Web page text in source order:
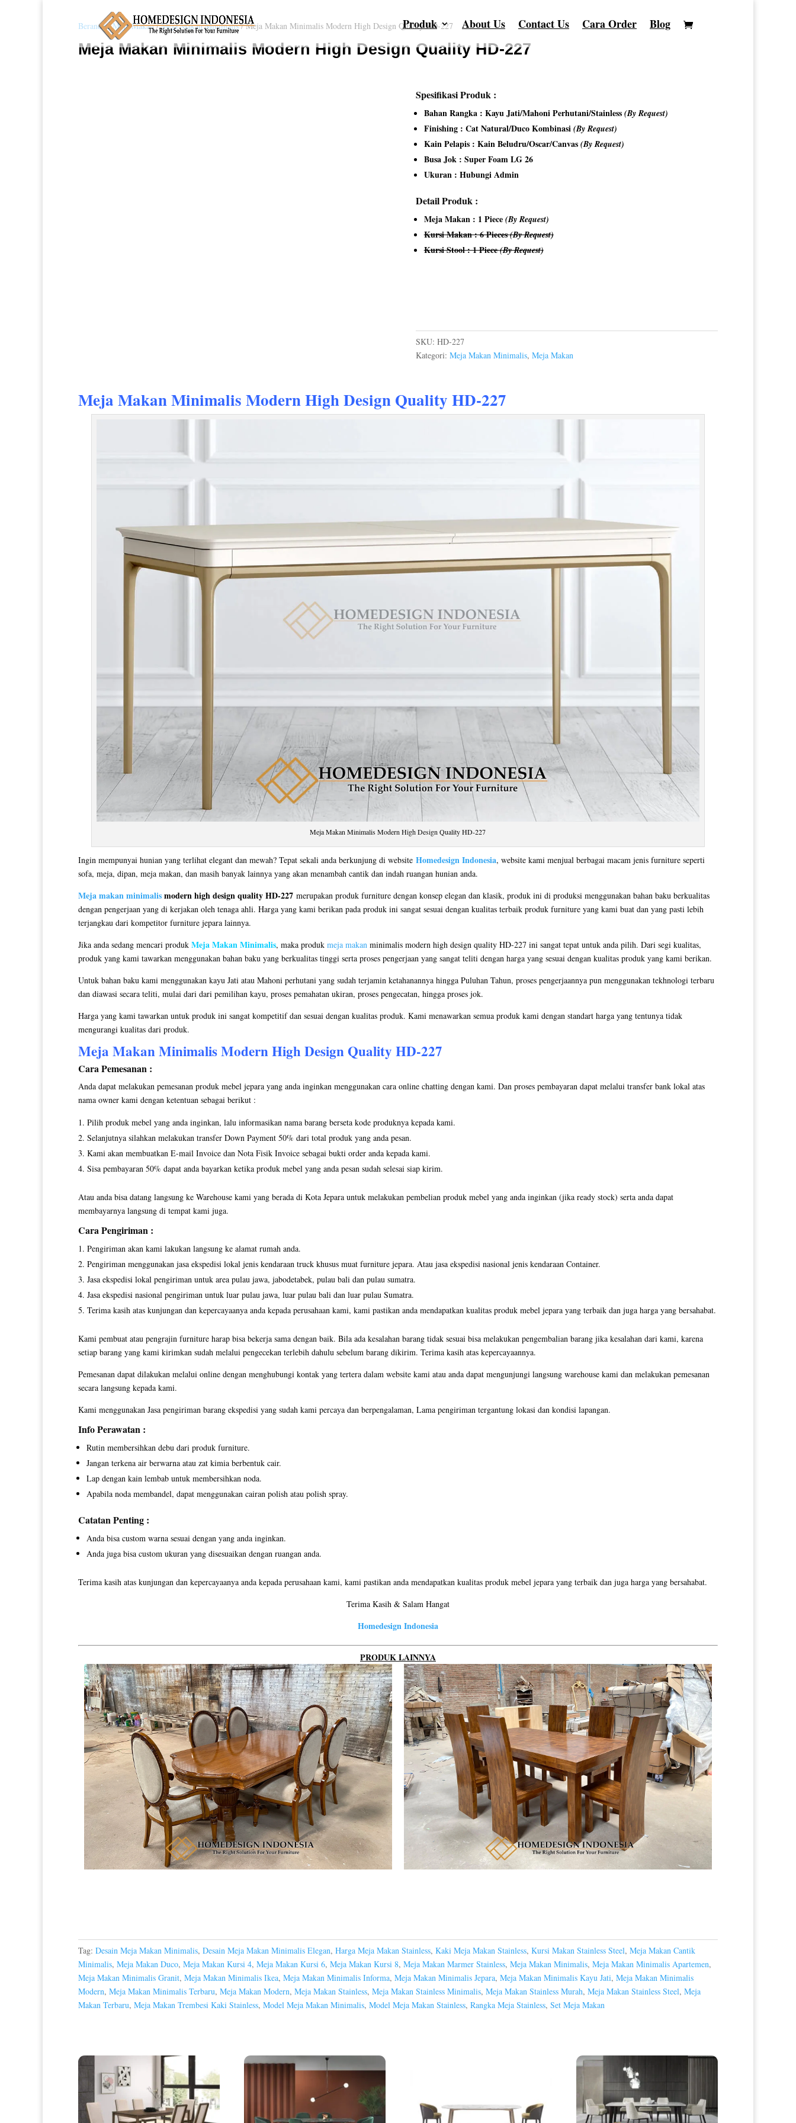
Produk About Us Contact Us Cara Order Blog
Beranda/Meja Makan/Meja Makan Minimalis/ Meja Makan Minimalis Modern High Design Quality HD-227
Meja Makan Minimalis Modern High Design Quality HD-227
Spesifikasi Produk :
Bahan Rangka : Kayu Jati/Mahoni Perhutani/Stainless (By Request)
Finishing : Cat Natural/Duco Kombinasi (By Request)
Kain Pelapis : Kain Beludru/Oscar/Canvas (By Request)
Busa Jok : Super Foam LG 26
Ukuran : Hubungi Admin
Detail Produk :
Meja Makan : 1 Piece (By Request)
Kursi Makan : 6 Pieces(By Request)
Kursi Stool : 1 Piece(By Request)
SKU: HD-227
Kategori: Meja Makan Minimalis, Meja Makan
Meja Makan Minimalis ModernHigh Design Quality HD-227
Meja Makan Minimalis Modern High Design Quality HD-227
Ingin mempunyai hunian yang terlihat elegant dan mewah? Tepat sekali anda berkunjung di website Homedesign Indonesia, website kami menjual berbagai macam jenis furniture seperti
sofa, meja, dipan, meja makan, dan masih banyak lainnya yang akan menambah cantik dan indah ruangan hunian anda.
Meja makan minimalismodern high design quality HD-227 merupakan produk furniture dengan konsep elegan dan klasik, produk ini di produksi menggunakan bahan baku berkualitas
dengan pengerjaan yang di kerjakan oleh tenaga ahli. Harga yang kami berikan pada produk ini sangat sesuai dengan kualitas terbaik produk furniture yang kami buat dan yang pasti lebih
terjangkau dari kompetitor furniture jepara lainnya.
Jika anda sedang mencari produk Meja Makan Minimalis, maka produk meja makan minimalis modern high design quality HD-227 ini sangat tepat untuk anda pilih. Dari segi kualitas,
produk yang kami tawarkan menggunakan bahan baku yang berkualitas tinggi serta proses pengerjaan yang sangat teliti dengan harga yang sesuai dengan kualitas produk yang kami berikan.
Untuk bahan baku kami menggunakan kayu Jati atau Mahoni perhutani yang sudah terjamin ketahanannya hingga Puluhan Tahun, proses pengerjaannya pun menggunakan tekhnologi terbaru
dan diawasi secara teliti, mulai dari dari pemilihan kayu, proses pemahatan ukiran, proses pengecatan, hingga proses jok.
Harga yang kami tawarkan untuk produk ini sangat kompetitif dan sesuai dengan kualitas produk. Kami menawarkan semua produk kami dengan standart harga yang tentunya tidak
mengurangi kualitas dari produk.
Meja Makan MinimalisModern High Design Quality HD-227
Cara Pemesanan :
Anda dapat melakukan pemesanan produk mebel jepara yang anda inginkan menggunakan cara online chatting dengan kami. Dan proses pembayaran dapat melalui transfer bank lokal atas
nama owner kami dengan ketentuan sebagai berikut :
Pilih produk mebel yang anda inginkan, lalu informasikan nama barang berseta kode produknya kepada kami.
Selanjutnya silahkan melakukan transfer Down Payment 50% dari total produk yang anda pesan.
Kami akan membuatkan E-mail Invoice dan Nota Fisik Invoice sebagai bukti order anda kepada kami.
Sisa pembayaran 50% dapat anda bayarkan ketika produk mebel yang anda pesan sudah selesai siap kirim.
Atau anda bisa datang langsung ke Warehouse kami yang berada di Kota Jepara untuk melakukan pembelian produk mebel yang anda inginkan (jika ready stock) serta anda dapat
membayarnya langsung di tempat kami juga.
Cara Pengiriman :
Pengiriman akan kami lakukan langsung ke alamat rumah anda.
Pengiriman menggunakan jasa ekspedisi lokal jenis kendaraan truck khusus muat furniture jepara. Atau jasa ekspedisi nasional jenis kendaraan Container.
Jasa ekspedisi lokal pengiriman untuk area pulau jawa, jabodetabek, pulau bali dan pulau sumatra.
Jasa ekspedisi nasional pengiriman untuk luar pulau jawa, luar pulau bali dan luar pulau Sumatra.
Terima kasih atas kunjungan dan kepercayaanya anda kepada perusahaan kami, kami pastikan anda mendapatkan kualitas produk mebel jepara yang terbaik dan juga harga yang bersahabat.
Kami pembuat atau pengrajin furniture harap bisa bekerja sama dengan baik. Bila ada kesalahan barang tidak sesuai bisa melakukan pengembalian barang jika kesalahan dari kami, karena
setiap barang yang kami kirimkan sudah melalui pengecekan terlebih dahulu sebelum barang dikirim. Terima kasih atas kepercayaannya.
Pemesanan dapat dilakukan melalui online dengan menghubungi kontak yang tertera dalam website kami atau anda dapat mengunjungi langsung warehouse kami dan melakukan pemesanan
secara langsung kepada kami.
Kami menggunakan Jasa pengiriman barang ekspedisi yang sudah kami percaya dan berpengalaman, Lama pengiriman tergantung lokasi dan kondisi lapangan.
Info Perawatan :
Rutin membersihkan debu dari produk furniture.
Jangan terkena air berwarna atau zat kimia berbentuk cair.
Lap dengan kain lembab untuk membersihkan noda.
Apabila noda membandel, dapat menggunakan cairan polish atau polish spray.
Catatan Penting :
Anda bisa custom warna sesuai dengan yang anda inginkan.
Anda juga bisa custom ukuran yang disesuaikan dengan ruangan anda.
Terima kasih atas kunjungan dan kepercayaanya anda kepada perusahaan kami, kami pastikan anda mendapatkan kualitas produk mebel jepara yang terbaik dan juga harga yang bersahabat.
Terima Kasih & Salam Hangat
Homedesign Indonesia
PRODUK LAINNYA
Tag: Desain Meja Makan Minimalis, Desain Meja Makan Minimalis Elegan, Harga Meja Makan Stainless, Kaki Meja Makan Stainless, Kursi Makan Stainless Steel, Meja Makan Cantik
Minimalis, Meja Makan Duco, Meja Makan Kursi 4, Meja Makan Kursi 6, Meja Makan Kursi 8, Meja Makan Marmer Stainless, Meja Makan Minimalis, Meja Makan Minimalis Apartemen,
Meja Makan Minimalis Granit, Meja Makan Minimalis Ikea, Meja Makan Minimalis Informa, Meja Makan Minimalis Jepara, Meja Makan Minimalis Kayu Jati, Meja Makan Minimalis
Modern, Meja Makan Minimalis Terbaru, Meja Makan Modern, Meja Makan Stainless, Meja Makan Stainless Minimalis, Meja Makan Stainless Murah, Meja Makan Stainless Steel, Meja
Makan Terbaru, Meja Makan Trembesi Kaki Stainless, Model Meja Makan Minimalis, Model Meja Makan Stainless, Rangka Meja Stainless, Set Meja Makan